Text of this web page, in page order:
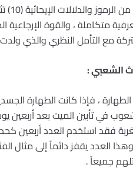
إن
متكاملة ، والقوة الإرجاعية
مع التأمل النظري والذي
الطهارة ، فإذا كانت الطهارة
في تأبين الميت بعد
فقد استخدم العدد أربعين
العدد يقفز دائماً إلى مثال
جميعاً .